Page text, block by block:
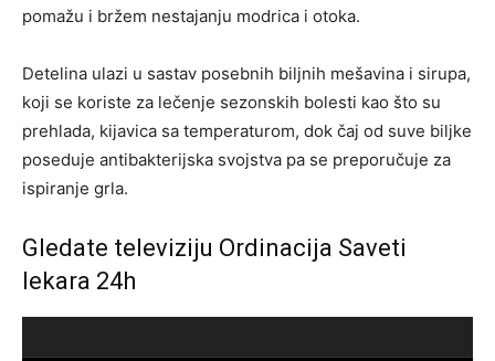
pomažu i bržem nestajanju modrica i otoka.
Detelina ulazi u sastav posebnih biljnih mešavina i sirupa,
koji se koriste za lečenje sezonskih bolesti kao što su
prehlada, kijavica sa temperaturom, dok čaj od suve biljke
poseduje antibakterijska svojstva pa se preporučuje za
ispiranje grla.
Gledate televiziju Ordinacija Saveti
lekara 24h